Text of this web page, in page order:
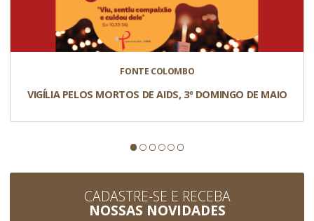
FONTE COLOMBO
VIGÍLIA PELOS MORTOS DE AIDS, 3º DOMINGO DE MAIO
CADASTRE-SE E RECEBA
NOSSAS NOVIDADES